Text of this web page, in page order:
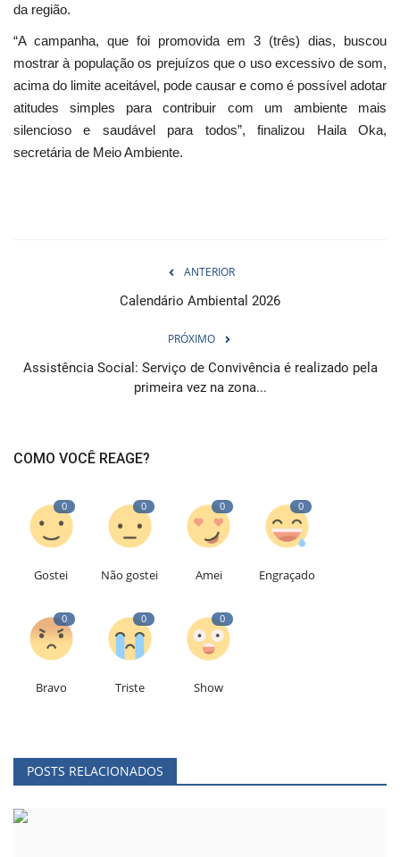
da região.
“A campanha, que foi promovida em 3 (três) dias, buscou
mostrar à população os prejuízos que o uso excessivo de som,
acima do limite aceitável, pode causar e como é possível adotar
atitudes simples para contribuir com um ambiente mais
silencioso e saudável para todos”, finalizou Haila Oka,
secretária de Meio Ambiente.
ANTERIOR
Calendário Ambiental 2026
PRÓXIMO
Assistência Social: Serviço de Convivência é realizado pela
primeira vez na zona...
COMO VOCÊ REAGE?
0
Gostei
0
Não gostei
0
Amei
0
Engraçado
0
Bravo
0
Triste
0
Show
POSTS RELACIONADOS